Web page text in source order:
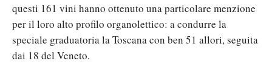
questi 161 vini hanno ottenuto una particolare menzione
per il loro alto profilo organolettico: a condurre la
speciale graduatoria la Toscana con ben 51 allori, seguita
dai 18 del Veneto.